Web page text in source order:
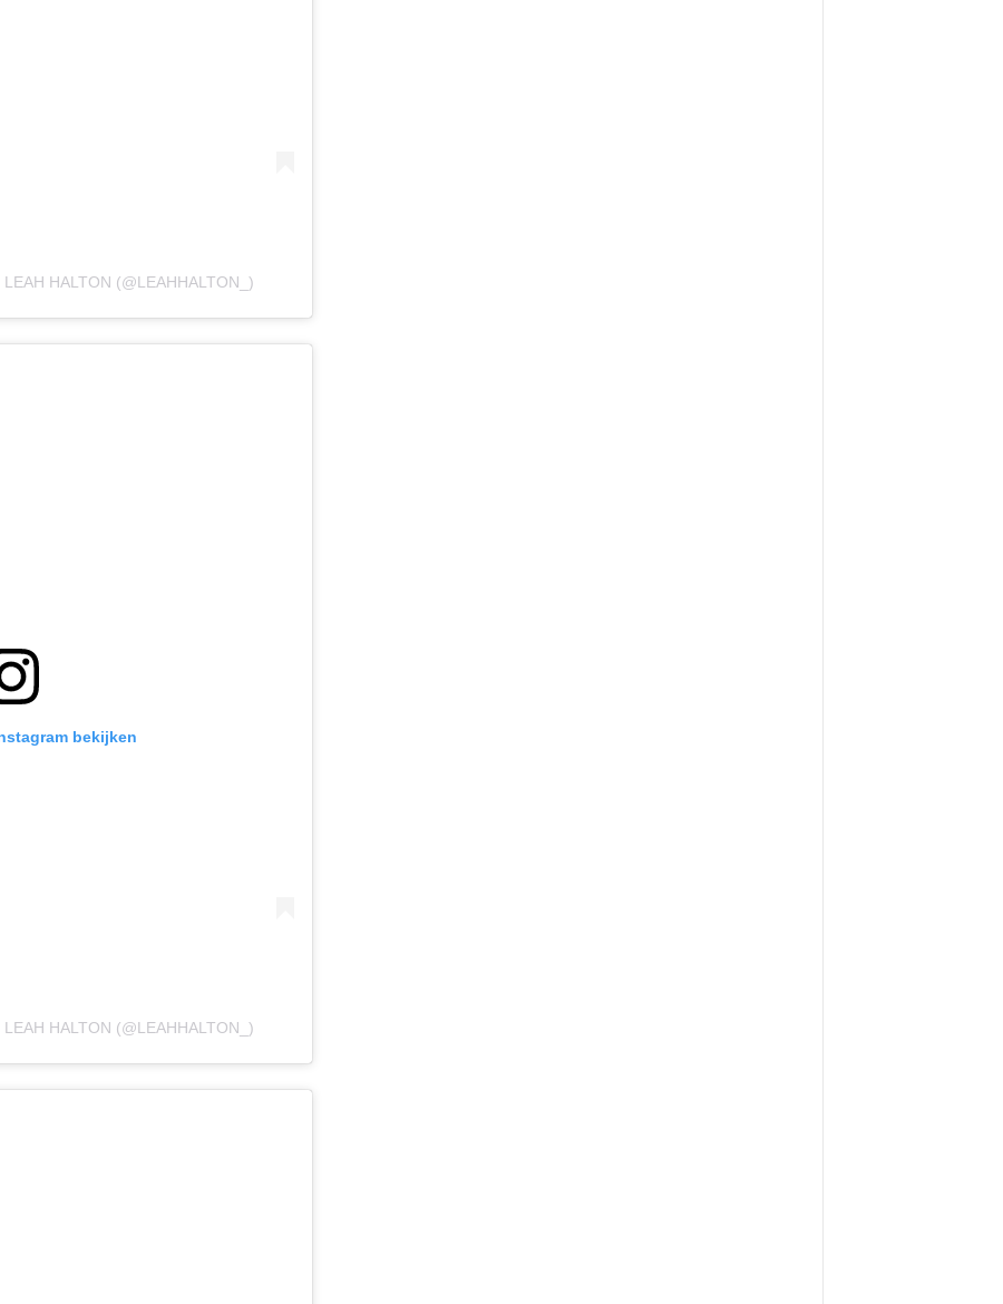
HALTON (@LEAHHALTON_)
bekijken
HALTON (@LEAHHALTON_)